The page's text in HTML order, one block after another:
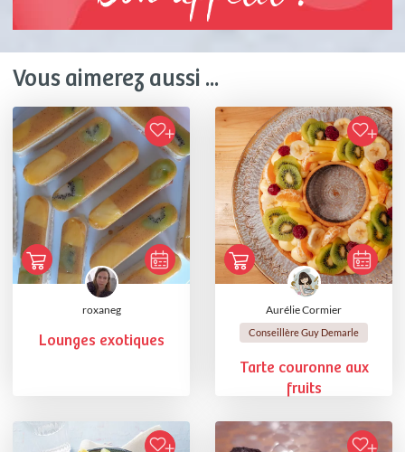
Vous aimerez aussi ...
roxaneg
Lounges exotiques
Aurélie Cormier
Conseillère Guy Demarle
Tarte couronne aux
fruits